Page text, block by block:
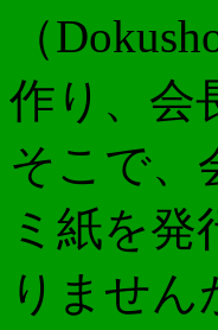
（
作り、会
そこで、
ミ紙を
りませ